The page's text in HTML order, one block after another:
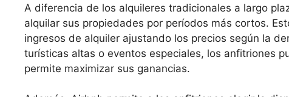
A diferencia de los alquileres tradicionales a largo
alquilar sus propiedades por períodos más cortos.
ingresos de alquiler ajustando los precios según la
turísticas altas o eventos especiales, los anfitriones
permite maximizar sus ganancias.